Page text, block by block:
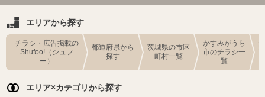
エリアから探す
チラシ・広告掲載の
Shufoo!（シュフ
ー）
都道府県から
探す
茨城県の市区
町村一覧
かすみがうら
市のチラシ一
覧
エリア×カテゴリから探す